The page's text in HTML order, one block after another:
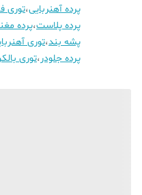
پرده آهنربایی،توری
پرده پلاست،پرده
پشه بند،توری
پرده جلودر ،توری